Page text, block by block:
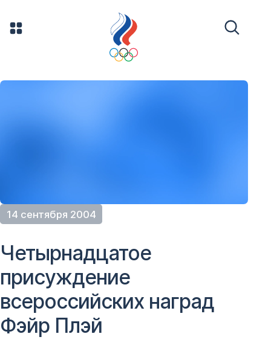
14 сентября 2004
Четырнадцатое
присуждение
всероссийских наград
Фэйр Плэй